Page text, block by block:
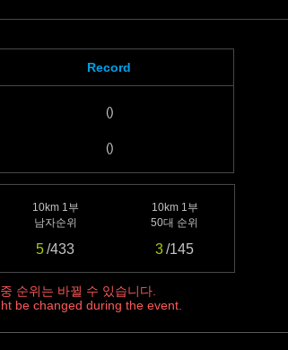
Record
()
()
10km 1부
남자순위
5 /433
10km 1부
50대 순위
3/145
순위는 바뀔 수 있습니다.
be changed during the event.